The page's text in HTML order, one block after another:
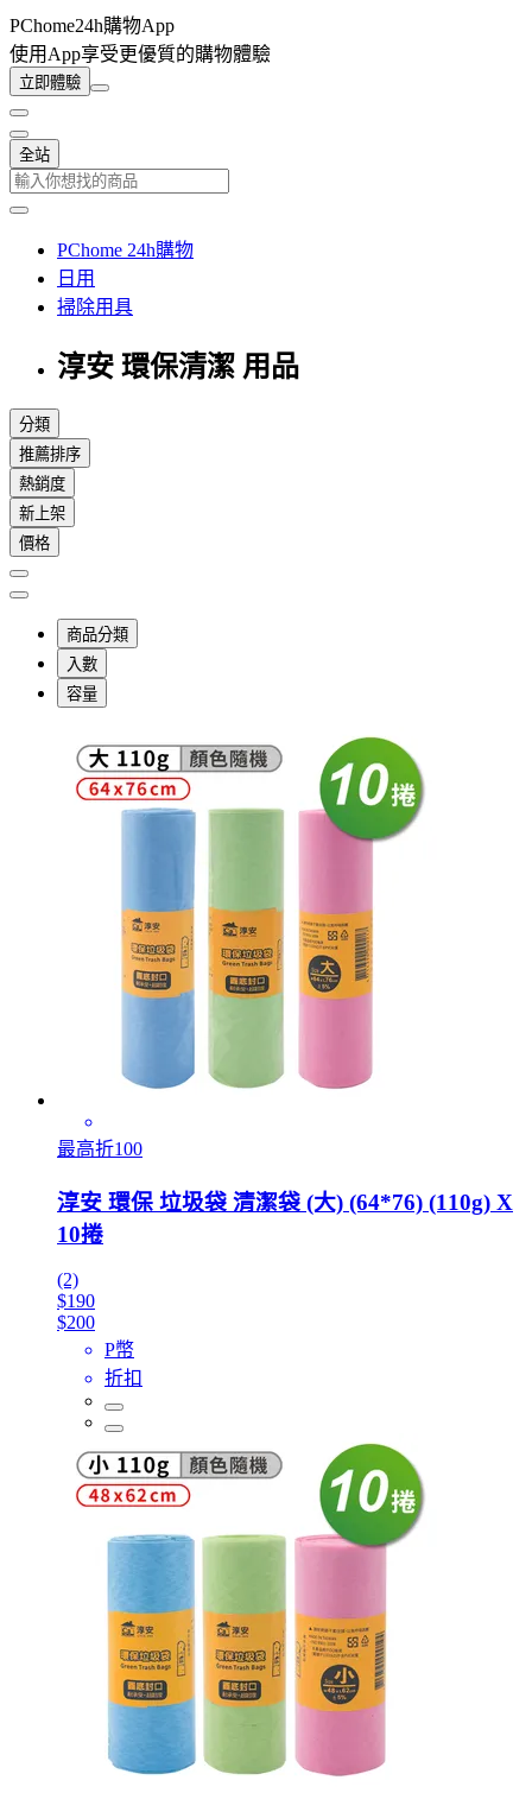
PChome24h購物App
使用App享受更優質的購物體驗
立即體驗
全站
PChome 24h購物
日用
掃除用具
淳安 環保清潔 用品
分類
推薦排序
熱銷度
新上架
價格
商品分類
入數
容量
最高折100
淳安 環保 垃圾袋 清潔袋 (大) (64*76) (110g) X
10捲
(2)
$190
$200
P幣
折扣